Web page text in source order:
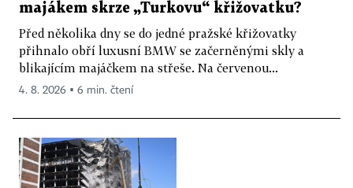
majákem skrze „Turkovu“ křižovatku?
Před několika dny se do jedné pražské křižovatky
přihnalo obří luxusní BMW se začerněnými skly a
blikajícím majáčkem na střeše. Na červenou...
4. 8. 2026 ▪ 6 min. čtení